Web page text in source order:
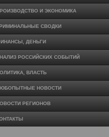
И ЭКОНОМИКА
СВОДКИ
ДЕНЬГИ
РОССИЙСКИХ СОБЫТИЙ
ВЛАСТЬ
НОВОСТИ
РЕГИОНОВ